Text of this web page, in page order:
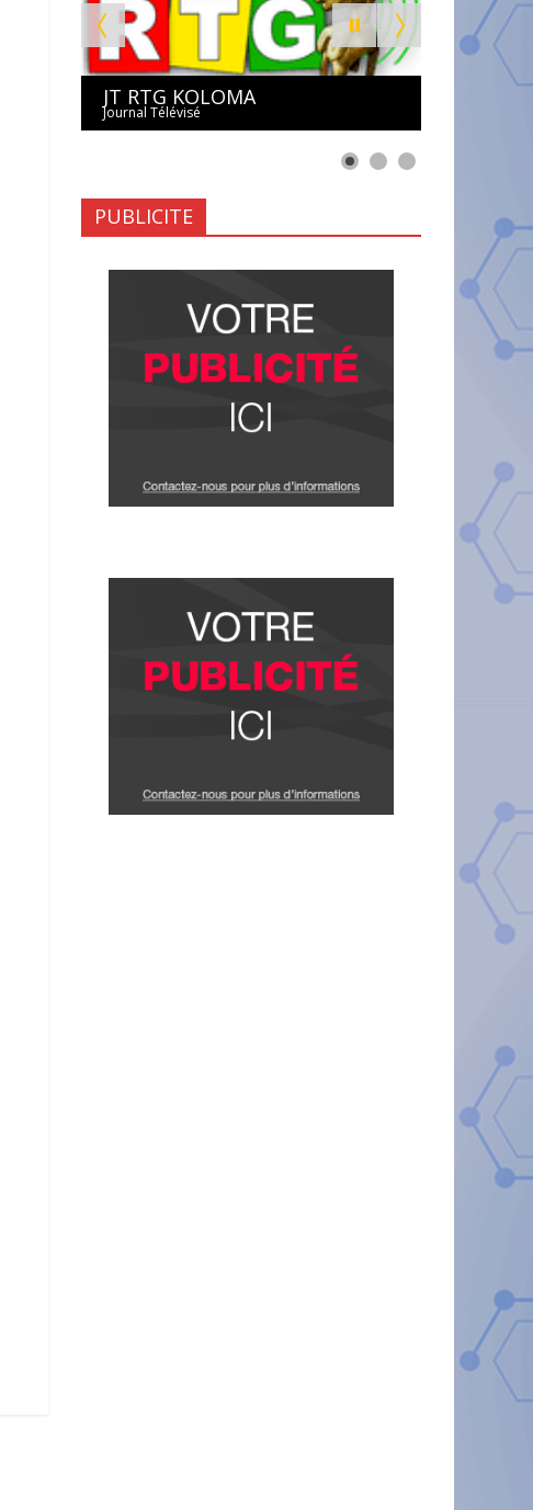
JT RTG KOLOMA
Journal Télévisé
PUBLICITE